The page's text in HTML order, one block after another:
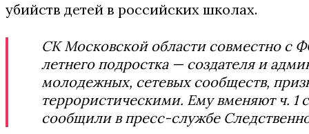
убийств детей в российских школах.
СК Московской области совместно с
летнего подростка — создателя и
молодежных, сетевых сообществ,
террористическими. Ему вменяют ч. 1
сообщили в пресс-службе